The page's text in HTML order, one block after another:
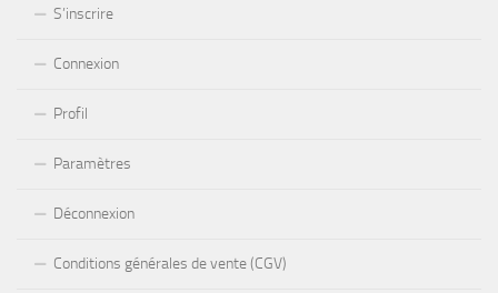
S’inscrire
Connexion
Profil
Paramètres
Déconnexion
Conditions générales de vente (CGV)